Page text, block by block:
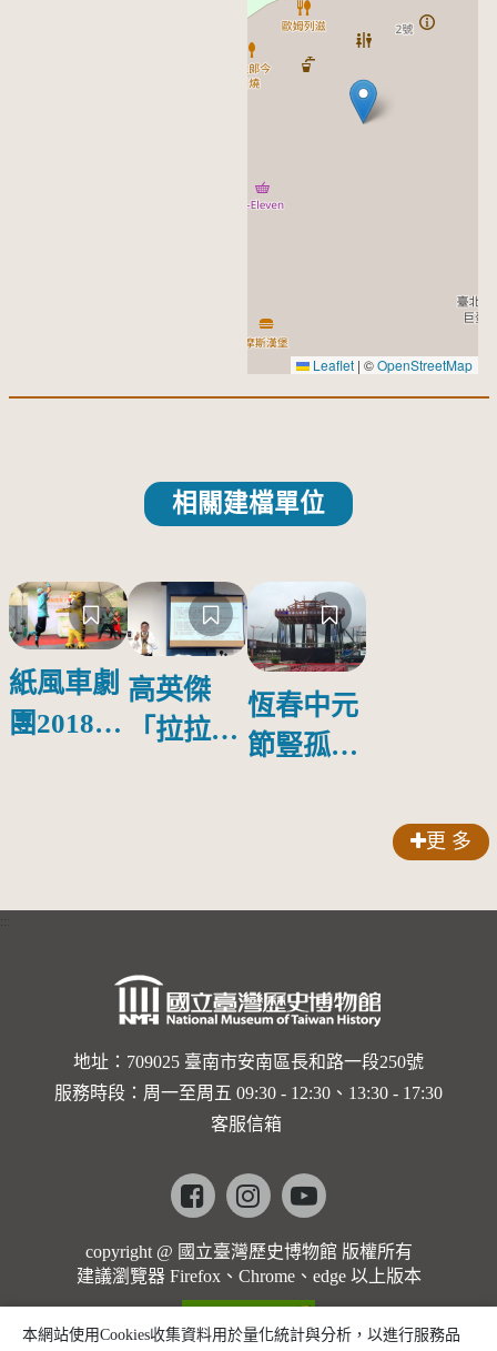
Leaflet | ©OpenStreetMap
相關建檔單位
紙風車劇
團2018公
高英傑
「拉拉庫
恆春中元
節豎孤棚
更 多
地址：709025 臺南市安南區長和路一段250號
服務時段：周一至周五 09:30 - 12:30、13:30 - 17:30
客服信箱
Facebookinstagramyoutube
copyright @ 國立臺灣歷史博物館 版權所有
建議瀏覽器 Firefox、Chrome、edge 以上版本
本網站使用Cookies收集資料用於量化統計與分析，以進行服務品